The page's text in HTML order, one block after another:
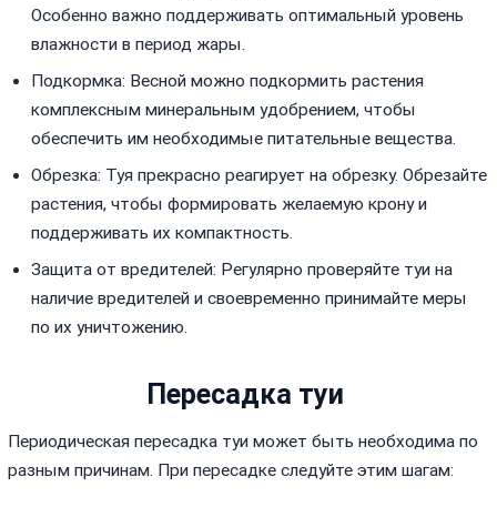
Особенно важно поддерживать оптимальный уровень
влажности в период жары.
Подкормка: Весной можно подкормить растения
комплексным минеральным удобрением, чтобы
обеспечить им необходимые питательные вещества.
Обрезка: Туя прекрасно реагирует на обрезку. Обрезайте
растения, чтобы формировать желаемую крону и
поддерживать их компактность.
Защита от вредителей: Регулярно проверяйте туи на
наличие вредителей и своевременно принимайте меры
по их уничтожению.
Пересадка туи
Периодическая пересадка туи может быть необходима по
разным причинам. При пересадке следуйте этим шагам: